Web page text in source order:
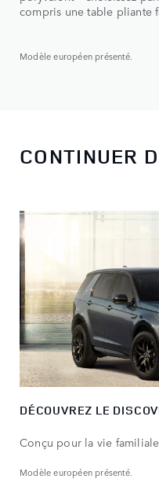
compris une table pliante
Modèle européen présenté.
CONTINUER
DÉCOUVREZ LE
Conçu pour la vie
Modèle européen présenté.